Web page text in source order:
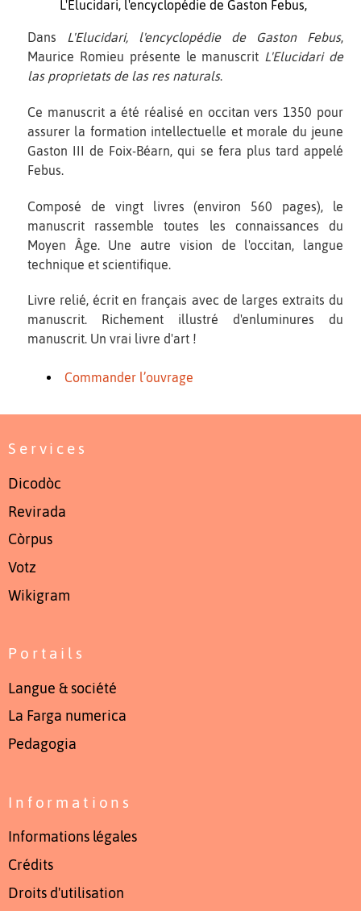
L'Elucidari, l'encyclopédie de Gaston Febus,
Dans L'Elucidari, l'encyclopédie de Gaston Febus,
Maurice Romieu présente le manuscrit L'Elucidari de
las proprietats de las res naturals.
Ce manuscrit a été réalisé en occitan vers 1350 pour
assurer la formation intellectuelle et morale du jeune
Gaston III de Foix-Béarn, qui se fera plus tard appelé
Febus.
Composé de vingt livres (environ 560 pages), le
manuscrit rassemble toutes les connaissances du
Moyen Âge. Une autre vision de l'occitan, langue
technique et scientifique.
Livre relié, écrit en français avec de larges extraits du
manuscrit. Richement illustré d'enluminures du
manuscrit. Un vrai livre d'art !
Commander l’ouvrage
Services
Dicodòc
Revirada
Còrpus
Votz
Wikigram
Portails
Langue & société
La Farga numerica
Pedagogia
Informations
Informations légales
Crédits
Droits d'utilisation